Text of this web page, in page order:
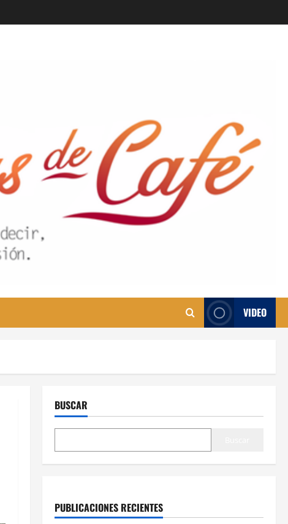
VIDEO
BUSCAR
PUBLICACIONES RECIENTES